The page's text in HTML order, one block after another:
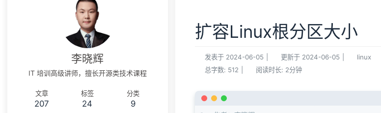
扩容Linux根分区大小
发表于 2024-06-05 更新于 2024-06-05
linux
总字数: 512 阅读时长: 2分钟
李晓辉
IT 培训高级讲师，擅长开源类技术课程
文章
207
标签
24
分类
9